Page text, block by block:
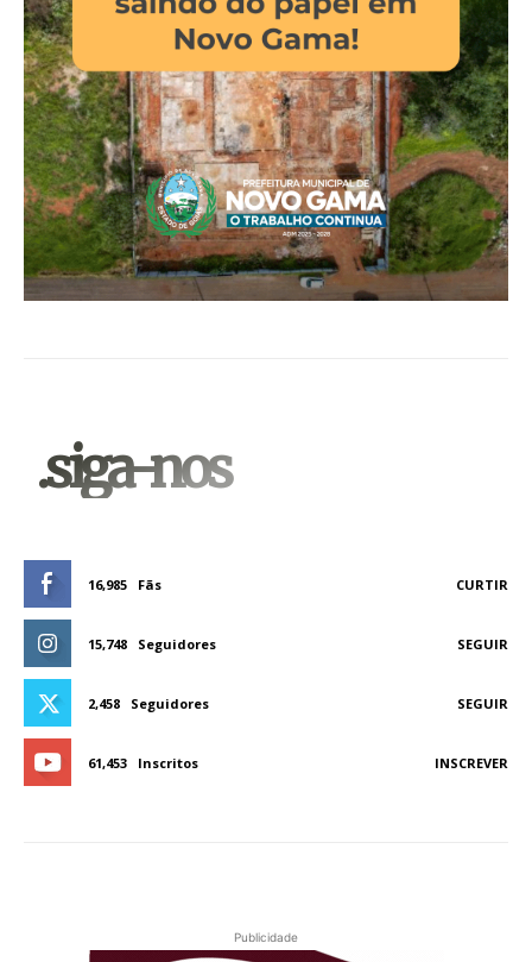
.siga-nos
16,985 Fãs CURTIR
15,748 Seguidores SEGUIR
2,458 Seguidores SEGUIR
61,453 Inscritos INSCREVER
Publicidade